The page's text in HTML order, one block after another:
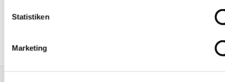
Statistiken
Marketing
CAPTOP